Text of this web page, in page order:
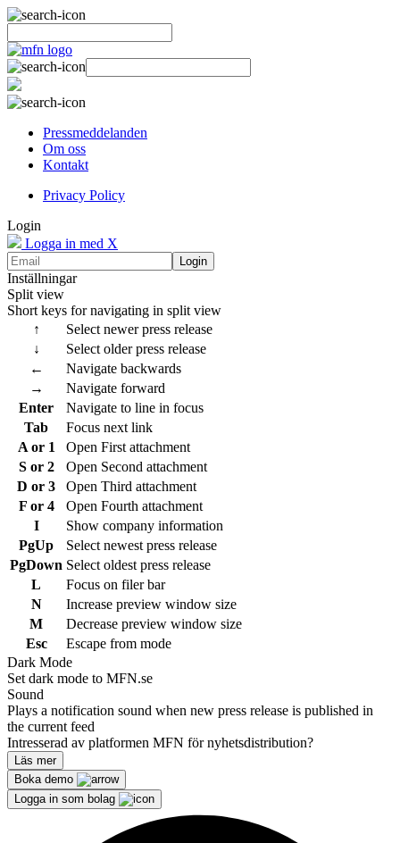
Pressmeddelanden
Om oss
Kontakt
Privacy Policy
Login
Logga in med X
Login
Inställningar
Split view
Short keys for navigating in split view
↑
Select newer press release
↓
Select older press release
←
Navigate backwards
→
Navigate forward
Enter
Navigate to line in focus
Tab
Focus next link
A or 1
Open First attachment
S or 2
Open Second attachment
D or 3
Open Third attachment
F or 4
Open Fourth attachment
I
Show company information
PgUp
Select newest press release
PgDown Select oldest press release
L
Focus on filer bar
N
Increase preview window size
M
Decrease preview window size
Esc
Escape from mode
Dark Mode
Set dark mode to MFN.se
Sound
Plays a notification sound when new press release is published in
the current feed
Intresserad av platformen MFN för nyhetsdistribution?
Läs mer
Boka demo
Logga in som bolag